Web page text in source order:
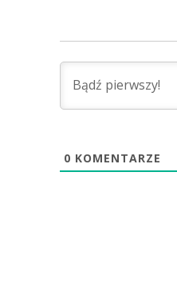
0 KOMENTARZE